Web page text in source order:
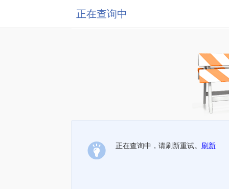
正在查询中
正在查询中，请刷新重试。 刷新